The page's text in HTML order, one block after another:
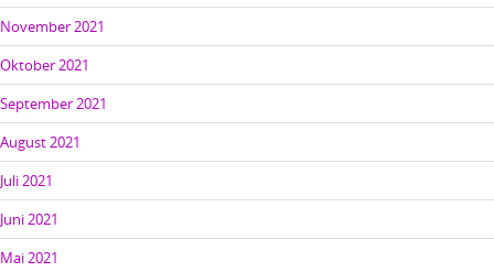
November 2021
Oktober 2021
September 2021
August 2021
Juli 2021
Juni 2021
Mai 2021